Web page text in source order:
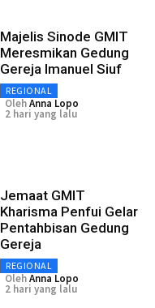
Majelis Sinode GMIT
Meresmikan Gedung
Gereja Imanuel Siuf
REGIONAL
OlehAnna Lopo
2 hari yang lalu
Jemaat GMIT
Kharisma Penfui Gelar
Pentahbisan Gedung
Gereja
REGIONAL
OlehAnna Lopo
2 hari yang lalu